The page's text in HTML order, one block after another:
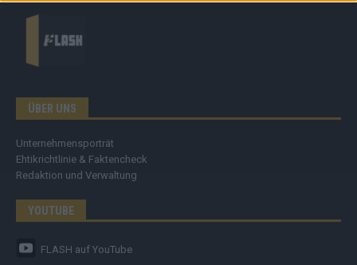
ÜBER UNS
Unternehmensporträt
Ehtikrichtlinie & Faktencheck
Redaktion und Verwaltung
YOUTUBE
FLASH auf YouTube